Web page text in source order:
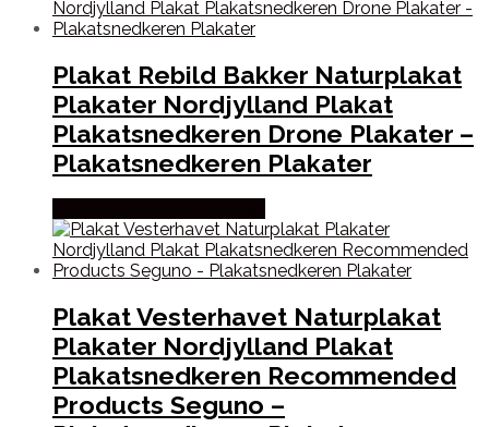
Plakat Rebild Bakker Naturplakat
Plakater Nordjylland Plakat
Plakatsnedkeren Drone Plakater –
Plakatsnedkeren Plakater
Plakat Vesterhavet Naturplakat
Plakater Nordjylland Plakat
Plakatsnedkeren Recommended
Products Seguno –